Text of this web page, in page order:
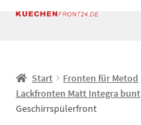
Zur
Zum
AGB
Start Fronten für Metod
Lackfronten Matt Integra bunt
Geschirrspülerfront